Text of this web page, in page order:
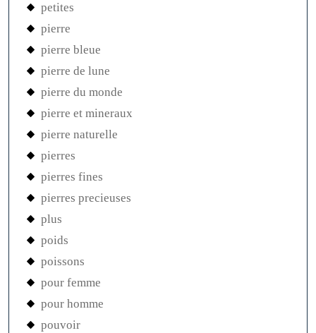
petites
pierre
pierre bleue
pierre de lune
pierre du monde
pierre et mineraux
pierre naturelle
pierres
pierres fines
pierres precieuses
plus
poids
poissons
pour femme
pour homme
pouvoir